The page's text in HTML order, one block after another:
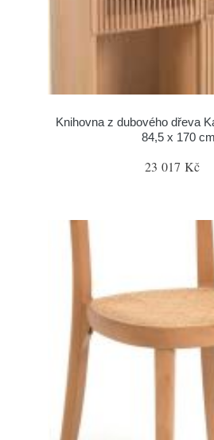
Knihovna z dubového dřeva
84,5 x 170 cm
23 017 Kč